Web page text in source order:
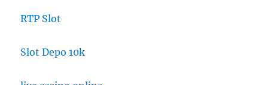
RTP Slot
Slot Depo 10k